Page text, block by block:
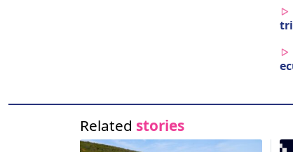
Related stories